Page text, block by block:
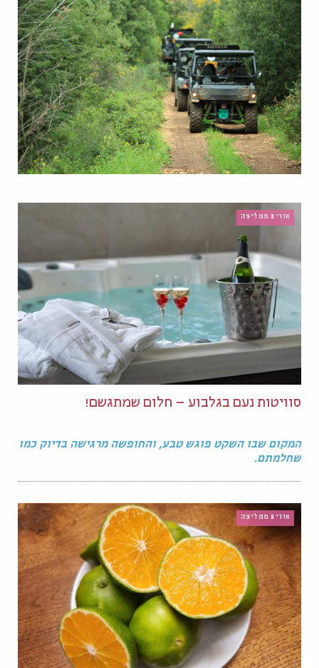
אורית ממליצה
סוויטות נעם בגלבוע – חלום שמתגשם!
המקום שבו השקט פוגש טבע, והחופשה מרגישה בדיוק כמו
שחלמתם.
אורית ממליצה